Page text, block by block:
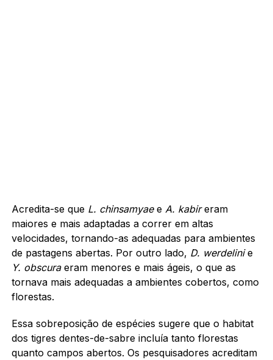
Acredita-se que L. chinsamyaee A. kabireram
maiores e mais adaptadas a correr em altas
velocidades, tornando-as adequadas para ambientes
de pastagens abertas. Por outro lado, D. werdelinie
Y. obscuraeram menores e mais ágeis, o que as
tornava mais adequadas a ambientes cobertos, como
florestas.
Essa sobreposição de espécies sugere que o habitat
dos tigres dentes-de-sabre incluía tanto florestas
quanto campos abertos. Os pesquisadores acreditam